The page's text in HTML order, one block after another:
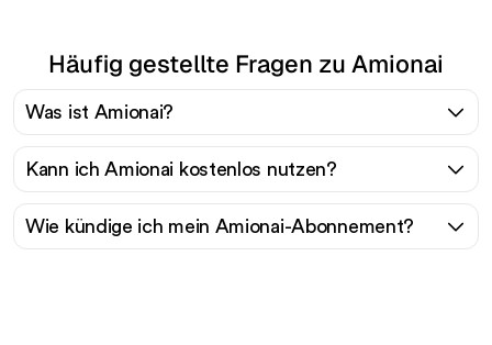
Häufig gestellte Fragen zu Amionai
Was ist Amionai?
Kann ich Amionai kostenlos nutzen?
Wie kündige ich mein Amionai-Abonnement?